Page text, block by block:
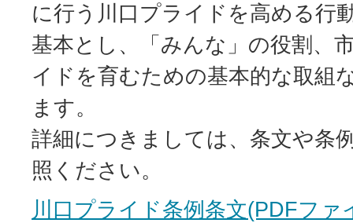
に行う川口プライドを高める行
基本とし、「みんな」の役割、
イドを育むための基本的な取組
ます。
詳細につきましては、条文や条
照ください。
川口プライド条例条文(PDFファ